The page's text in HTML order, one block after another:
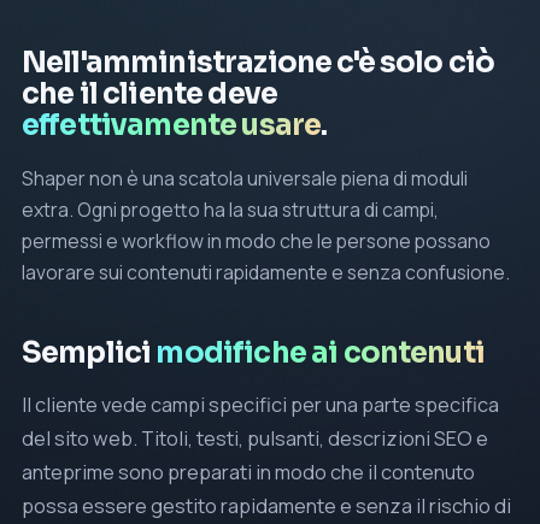
Nell'amministrazione c'è solo ciò
che il cliente deve
effettivamente usare.
Shaper non è una scatola universale piena di moduli
extra. Ogni progetto ha la sua struttura di campi,
permessi e workflow in modo che le persone possano
lavorare sui contenuti rapidamente e senza confusione.
Semplici modifiche ai contenuti
Il cliente vede campi specifici per una parte specifica
del sito web. Titoli, testi, pulsanti, descrizioni SEO e
anteprime sono preparati in modo che il contenuto
possa essere gestito rapidamente e senza il rischio di